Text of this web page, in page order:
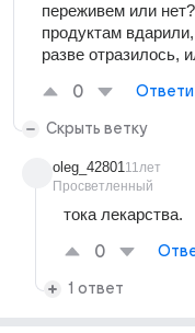
переживем или
продуктам
разве отразилось,
0
Скрыть ветку
oleg_42801
Просветленный
11лет
тока лекарства.
0
1 ответ